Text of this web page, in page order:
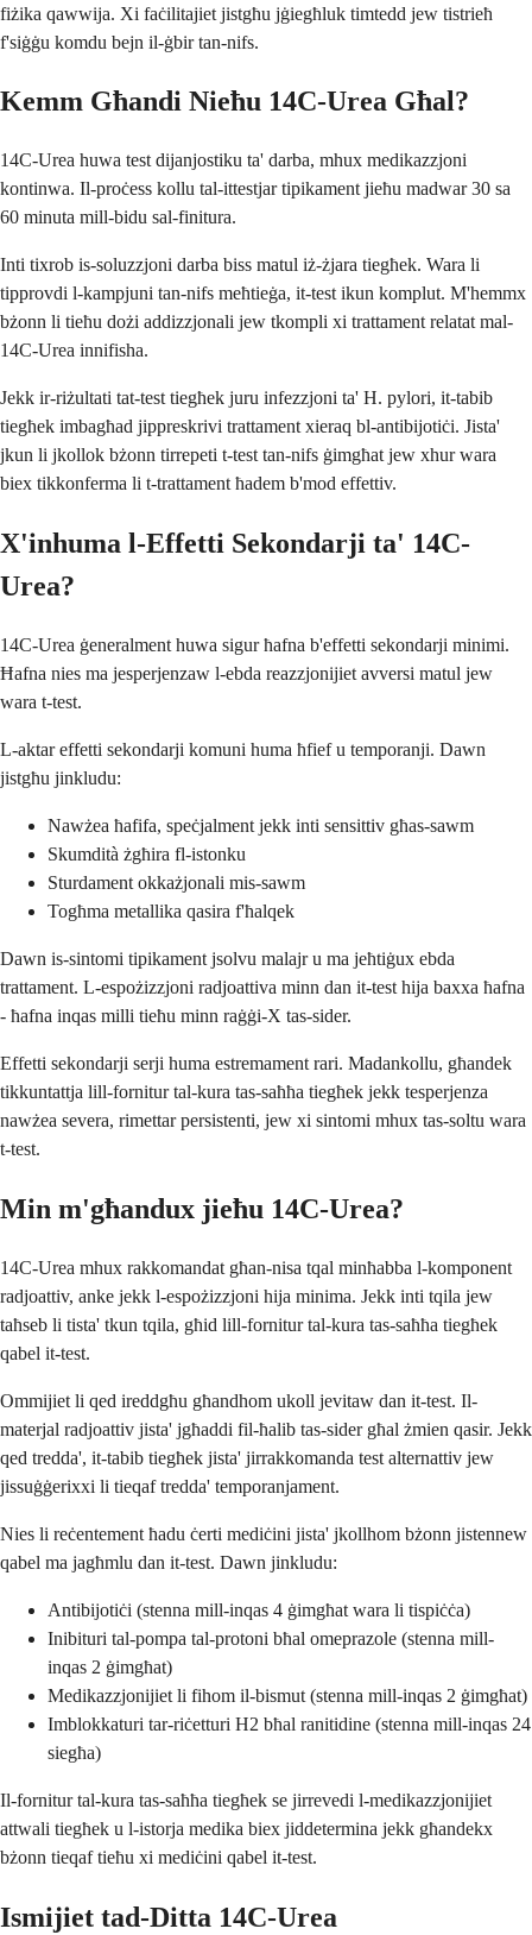
fiżika qawwija. Xi faċilitajiet jistgħu jġiegħluk timtedd jew tistrieħ
f'siġġu komdu bejn il-ġbir tan-nifs.
Kemm Għandi Nieħu 14C-Urea Għal?
14C-Urea huwa test dijanjostiku ta' darba, mhux medikazzjoni
kontinwa. Il-proċess kollu tal-ittestjar tipikament jieħu madwar 30 sa
60 minuta mill-bidu sal-finitura.
Inti tixrob is-soluzzjoni darba biss matul iż-żjara tiegħek. Wara li
tipprovdi l-kampjuni tan-nifs meħtieġa, it-test ikun komplut. M'hemmx
bżonn li tieħu dożi addizzjonali jew tkompli xi trattament relatat mal-
14C-Urea innifisha.
Jekk ir-riżultati tat-test tiegħek juru infezzjoni ta' H. pylori, it-tabib
tiegħek imbagħad jippreskrivi trattament xieraq bl-antibijotiċi. Jista'
jkun li jkollok bżonn tirrepeti t-test tan-nifs ġimgħat jew xhur wara
biex tikkonferma li t-trattament ħadem b'mod effettiv.
X'inhuma l-Effetti Sekondarji ta' 14C-
Urea?
14C-Urea ġeneralment huwa sigur ħafna b'effetti sekondarji minimi.
Ħafna nies ma jesperjenzaw l-ebda reazzjonijiet avversi matul jew
wara t-test.
L-aktar effetti sekondarji komuni huma ħfief u temporanji. Dawn
jistgħu jinkludu:
Nawżea ħafifa, speċjalment jekk inti sensittiv għas-sawm
Skumdità żgħira fl-istonku
Sturdament okkażjonali mis-sawm
Togħma metallika qasira f'ħalqek
Dawn is-sintomi tipikament jsolvu malajr u ma jeħtiġux ebda
trattament. L-espożizzjoni radjoattiva minn dan it-test hija baxxa ħafna
- ħafna inqas milli tieħu minn raġġi-X tas-sider.
Effetti sekondarji serji huma estremament rari. Madankollu, għandek
tikkuntattja lill-fornitur tal-kura tas-saħħa tiegħek jekk tesperjenza
nawżea severa, rimettar persistenti, jew xi sintomi mhux tas-soltu wara
t-test.
Min m'għandux jieħu 14C-Urea?
14C-Urea mhux rakkomandat għan-nisa tqal minħabba l-komponent
radjoattiv, anke jekk l-espożizzjoni hija minima. Jekk inti tqila jew
taħseb li tista' tkun tqila, għid lill-fornitur tal-kura tas-saħħa tiegħek
qabel it-test.
Ommijiet li qed ireddgħu għandhom ukoll jevitaw dan it-test. Il-
materjal radjoattiv jista' jgħaddi fil-ħalib tas-sider għal żmien qasir. Jekk
qed tredda', it-tabib tiegħek jista' jirrakkomanda test alternattiv jew
jissuġġerixxi li tieqaf tredda' temporanjament.
Nies li reċentement ħadu ċerti mediċini jista' jkollhom bżonn jistennew
qabel ma jagħmlu dan it-test. Dawn jinkludu:
Antibijotiċi (stenna mill-inqas 4 ġimgħat wara li tispiċċa)
Inibituri tal-pompa tal-protoni bħal omeprazole (stenna mill-
inqas 2 ġimgħat)
Medikazzjonijiet li fihom il-bismut (stenna mill-inqas 2 ġimgħat)
Imblokkaturi tar-riċetturi H2 bħal ranitidine (stenna mill-inqas 24
siegħa)
Il-fornitur tal-kura tas-saħħa tiegħek se jirrevedi l-medikazzjonijiet
attwali tiegħek u l-istorja medika biex jiddetermina jekk għandekx
bżonn tieqaf tieħu xi mediċini qabel it-test.
Ismijiet tad-Ditta 14C-Urea